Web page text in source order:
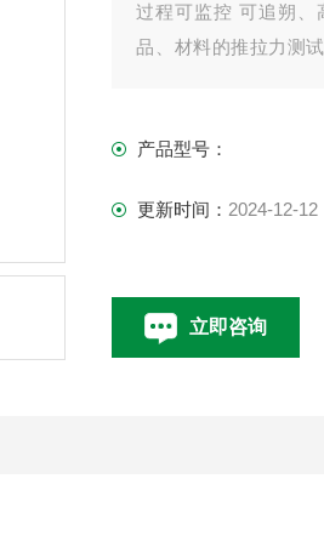
过程可监控 可追朔、
品、材料的推拉力测
材、制笔、制锁、渔具
产品型号：
更新时间： 2024-12-12
立即咨询